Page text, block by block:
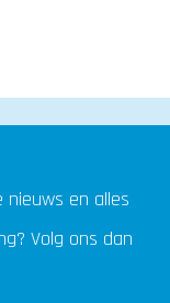
nieuws en alles
Volg ons dan